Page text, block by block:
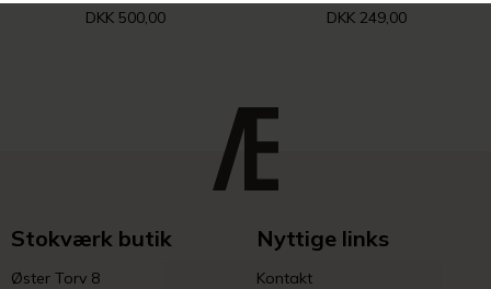
DKK 500,00
DKK 249,00
Stokværk butik
Øster Torv 8
Nyttige links
Kontakt